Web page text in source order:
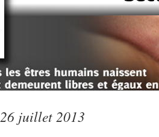
26 juillet 2013